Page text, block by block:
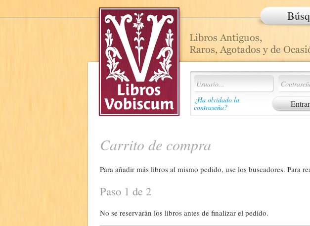
¿Ha olvidado la
contraseña?
Carrito de compra
Para añadir más libros al mismo pedido, use los buscadores. Para
Paso 1 de 2
No se reservarán los libros antes de finalizar el pedido.